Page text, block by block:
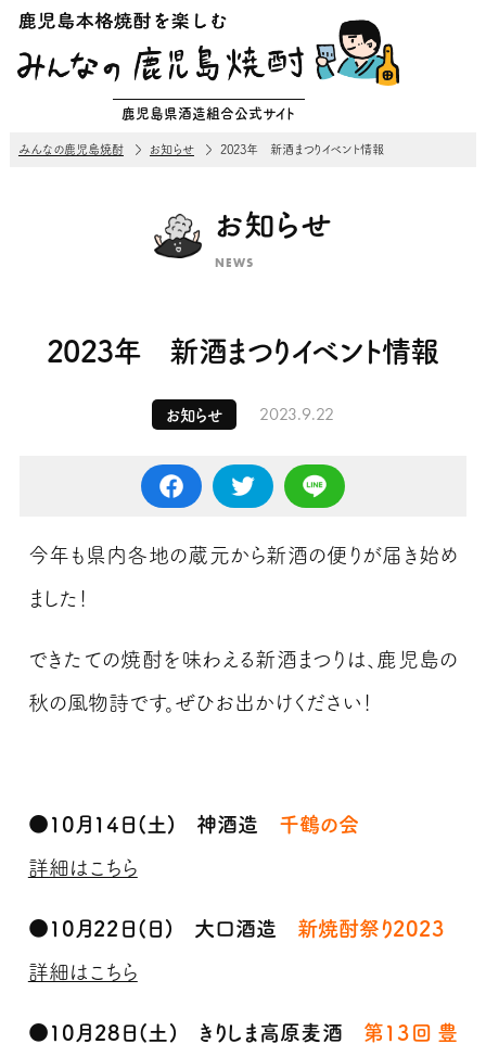
鹿児島県酒造組合公式サイト
みんなの鹿児島焼酎 お知らせ 2023年 新酒まつりイベント情報
お知らせ
NEWS
2023年 新酒まつりイベント情報
お知らせ 2023.9.22
今年も県内各地の蔵元から新酒の便りが届き始め
ました！
できたての焼酎を味わえる新酒まつりは、鹿児島の
秋の風物詩です。ぜひお出かけください！
●10月14日(土) 神酒造 千鶴の会
詳細はこちら
●10月22日(日) 大口酒造 新焼酎祭り2023
詳細はこちら
●10月28日(土) きりしま高原麦酒 第13回 豊